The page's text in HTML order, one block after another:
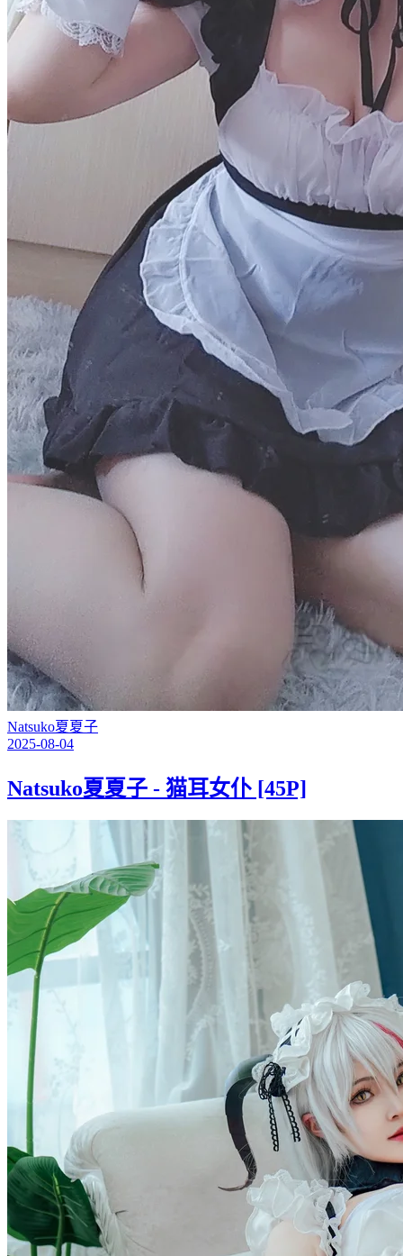
Natsuko夏夏子
2025-08-04
Natsuko夏夏子 - 猫耳女仆 [45P]